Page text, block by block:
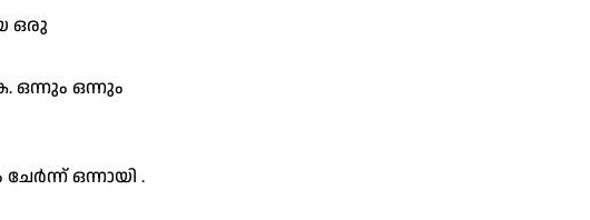
ഒരു
ഒന്നും
ഒന്നായി .